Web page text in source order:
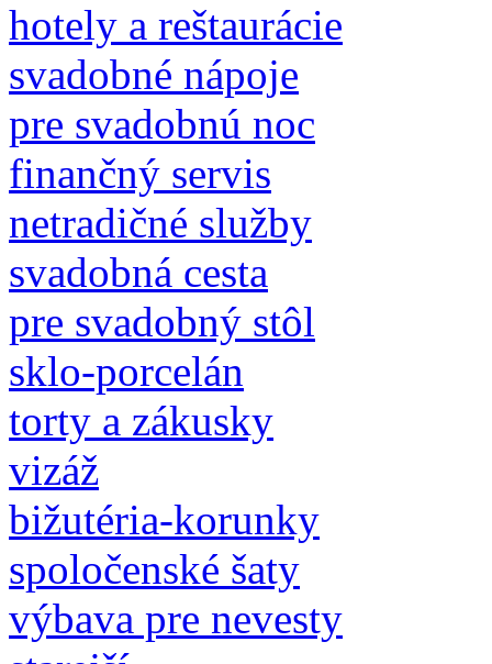
hotely a reštaurácie
svadobné nápoje
pre svadobnú noc
finančný servis
netradičné služby
svadobná cesta
pre svadobný stôl
sklo-porcelán
torty a zákusky
vizáž
bižutéria-korunky
spoločenské šaty
výbava pre nevesty